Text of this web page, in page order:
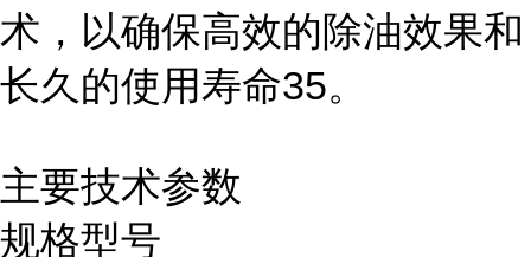
术，以确保高效的除油效果和
长久的使用寿命35。
主要技术参数
规格型号